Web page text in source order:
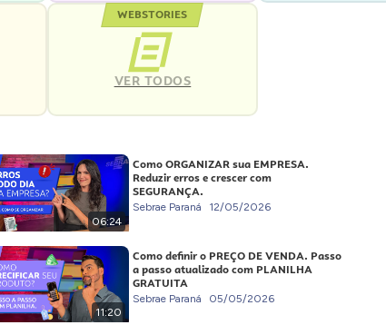
WEBSTORIES
VER TODOS
06:24
Como ORGANIZAR sua EMPRESA.
Reduzir erros e crescer com
SEGURANÇA.
Sebrae Paraná 12/05/2026
11:20
Como definir o PREÇO DE VENDA. Passo
a passo atualizado com PLANILHA
GRATUITA
Sebrae Paraná 05/05/2026